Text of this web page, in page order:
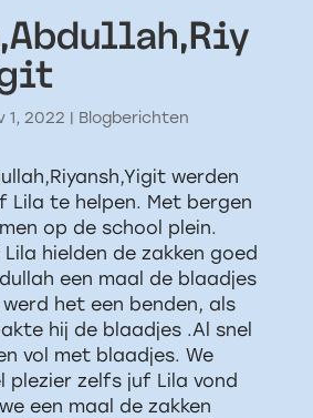
Over het
1, 2022 | Blogberichten
werden
Lila te helpen. Met bergen
op de school plein.
Lila hielden de zakken goed
een maal de blaadjes
het een benden, als
hij de blaadjes .Al snel
vol met blaadjes. We
plezier zelfs juf Lila vond
een maal de zakken